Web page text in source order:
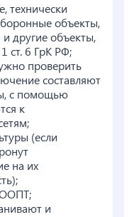
технически
объекты,
другие объекты,
ст. 6 ГрК РФ;
проверить
составляют
с помощью
к
(если
на их
ООПТ;
и